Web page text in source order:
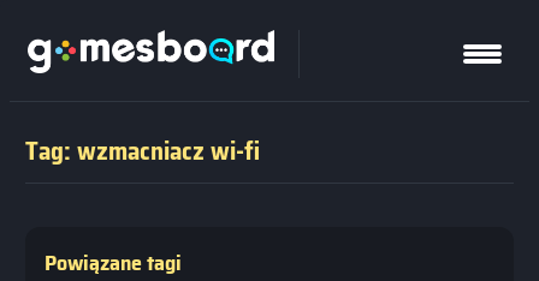
Tag: wzmacniacz wi-fi
Powiązane tagi